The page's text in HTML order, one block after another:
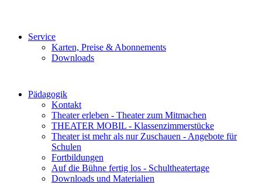
Service
Karten, Preise & Abonnements
Downloads
Pädagogik
Kontakt
Theater erleben - Theater zum Mitmachen
THEATER MOBIL - Klassenzimmerstücke
Theater ist mehr als nur Zuschauen - Angebote für
Schulen
Fortbildungen
Auf die Bühne fertig los - Schultheatertage
Downloads und Materialien